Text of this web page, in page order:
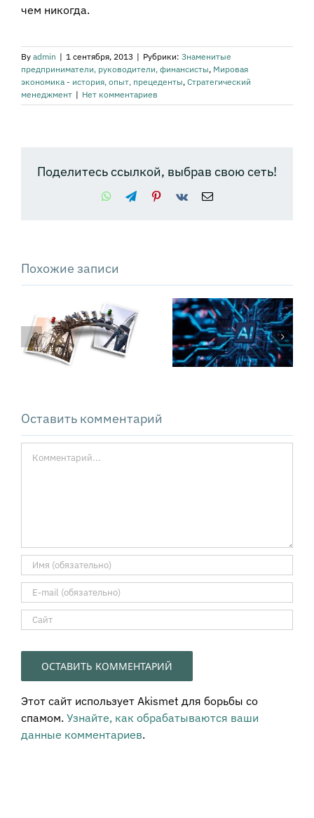
чем никогда.
By admin | 1 сентября, 2013 | Рубрики: Знаменитые
предприниматели, руководители, финансисты, Мировая
экономика - история, опыт, прецеденты, Стратегический
менеджмент | Нет комментариев
Поделитесь ссылкой, выбрав свою сеть!
WhatsApp
TelegramPinterest
Vk Email
Похожие записи
Почему
внедрение ИИ
не
«Свободные
деньги»
Сильвио
Оставить комментарий
Комментарий
Этот сайт использует Akismet для борьбы со
спамом. Узнайте, как обрабатываются ваши
данные комментариев.